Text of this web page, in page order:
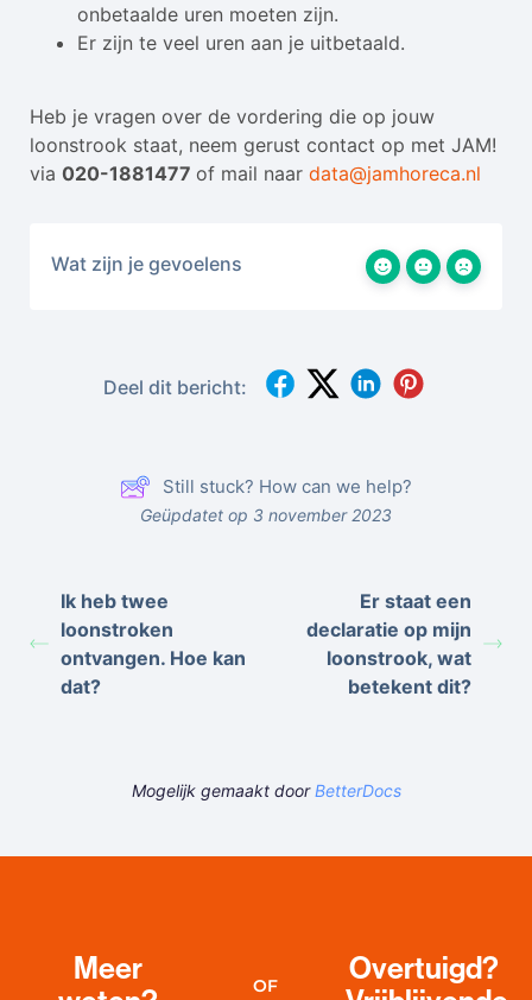
onbetaalde uren moeten zijn.
Er zijn te veel uren aan je uitbetaald.
Heb je vragen over de vordering die op jouw
loonstrook staat, neem gerust contact op met JAM!
via 020-1881477 of mail naar data@jamhoreca.nl
Wat zijn je gevoelens
Deel dit bericht:
Still stuck? How can we help?
Geüpdatet op 3 november 2023
Ik heb twee
loonstroken
ontvangen. Hoe kan
dat?
Er staat een
declaratie op mijn
loonstrook, wat
betekent dit?
Mogelijk gemaakt doorBetterDocs
Meer
OF
Overtuigd?